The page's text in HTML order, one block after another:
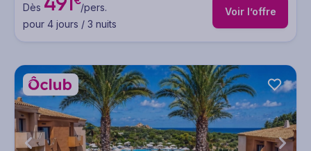
Dès
/pers.
pour 4 jours / 3 nuits
Voir l’offre